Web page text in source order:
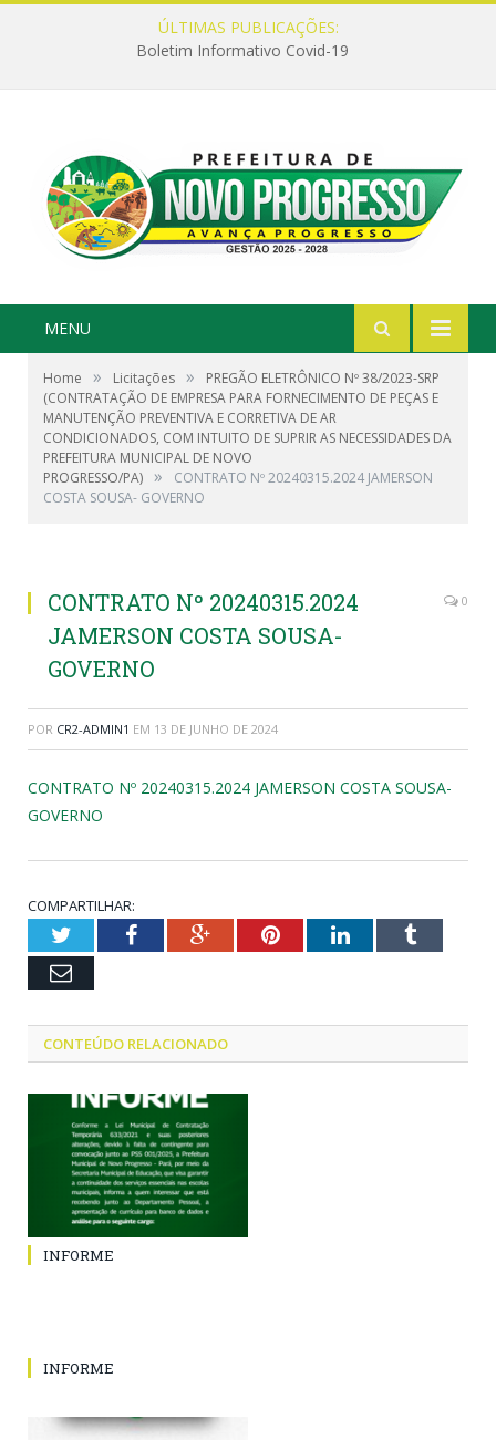
ÚLTIMAS PUBLICAÇÕES:
Boletim Informativo Covid-19
MENU
Home » Licitações »
PREGÃO ELETRÔNICO Nº 38/2023-SRP
(CONTRATAÇÃO DE EMPRESA PARA FORNECIMENTO DE PEÇAS E
MANUTENÇÃO PREVENTIVA E CORRETIVA DE AR
CONDICIONADOS, COM INTUITO DE SUPRIR AS NECESSIDADES DA
PREFEITURA MUNICIPAL DE NOVO
PROGRESSO/PA) »
CONTRATO Nº 20240315.2024 JAMERSON
COSTA SOUSA- GOVERNO
CONTRATO Nº 20240315.2024
JAMERSON COSTA SOUSA-
GOVERNO
0
POR CR2-ADMIN1 EM 13 DE JUNHO DE 2024
CONTRATO Nº 20240315.2024 JAMERSON COSTA SOUSA-
GOVERNO
COMPARTILHAR:
TwitterFacebookGoogle+PinterestLinkedInTumblr
Email
CONTEÚDO RELACIONADO
INFORME
INFORME